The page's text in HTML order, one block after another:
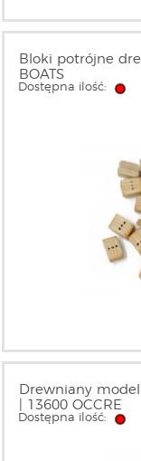
Bloki potrójne
BOATS
Dostępna ilość:
Drewniany
| 13600 OCCRE
Dostępna ilość: